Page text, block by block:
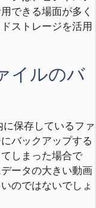
できる場面が多く
ストレージを活用
イルのバ
保存しているファ
バックアップする
しまった場合で
ータの大きい動画
のではないでしょ